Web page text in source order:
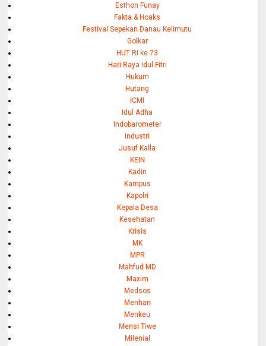
Esthon Funay
Fakta & Hoaks
Festival Sepekan Danau Kelimutu
Golkar
HUT RI ke 73
Hari Raya Idul Fitri
Hukum
Hutang
ICMI
Idul Adha
Indobarometer
Industri
Jusuf Kalla
KEIN
Kadin
Kampus
Kapolri
Kepala Desa
Kesehatan
Krisis
MK
MPR
Mahfud MD
Maxim
Medsos
Menhan
Menkeu
Mensi Tiwe
Milenial